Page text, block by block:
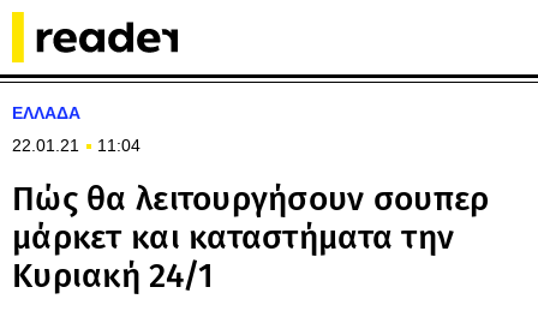
ΕΛΛΑΔΑ
22.01.21
11:04
Πώς θα λειτουργήσουν σουπερ
μάρκετ και καταστήματα την
Κυριακή 24/1